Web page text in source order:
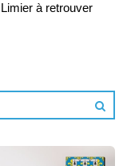
à retrouver